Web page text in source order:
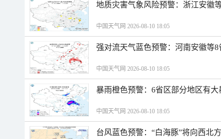
地质灾害气象风险预警：浙江安徽
中国天气网 2026-08-10 18:05
强对流天气蓝色预警：河南安徽等
中国天气网 2026-08-10 18:05
暴雨橙色预警：6省区部分地区有
中国天气网 2026-08-10 18:05
台风蓝色预警：“白海豚”将向西北